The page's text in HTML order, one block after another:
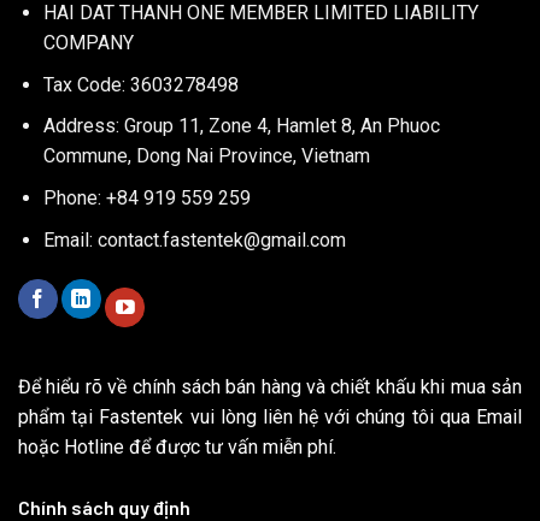
HAI DAT THANH ONE MEMBER LIMITED LIABILITY
COMPANY
Tax Code: 3603278498
Address: Group 11, Zone 4, Hamlet 8, An Phuoc
Commune, Dong Nai Province, Vietnam
Phone: +84 919 559 259
Email: contact.fastentek@gmail.com
Để hiểu rõ về chính sách bán hàng và chiết khấu khi mua sản
phẩm tại Fastentek vui lòng liên hệ với chúng tôi qua Email
hoặc Hotline để được tư vấn miễn phí.
Chính sách quy định